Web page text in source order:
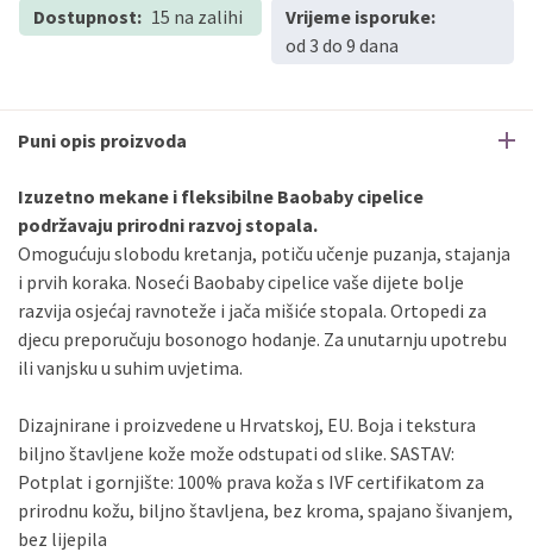
Dostupnost: 15 na zalihi
Vrijeme isporuke:
od 3 do 9 dana
Puni opis proizvoda
Izuzetno mekane i fleksibilne Baobaby cipelice
podržavaju prirodni razvoj stopala.
Omogućuju slobodu kretanja, potiču učenje puzanja, stajanja
i prvih koraka. Noseći Baobaby cipelice vaše dijete bolje
razvija osjećaj ravnoteže i jača mišiće stopala. Ortopedi za
djecu preporučuju bosonogo hodanje. Za unutarnju upotrebu
ili vanjsku u suhim uvjetima.
Dizajnirane i proizvedene u Hrvatskoj, EU. Boja i tekstura
biljno štavljene kože može odstupati od slike. SASTAV:
Potplat i gornjište: 100% prava koža s IVF certifikatom za
prirodnu kožu, biljno štavljena, bez kroma, spajano šivanjem,
bez lijepila